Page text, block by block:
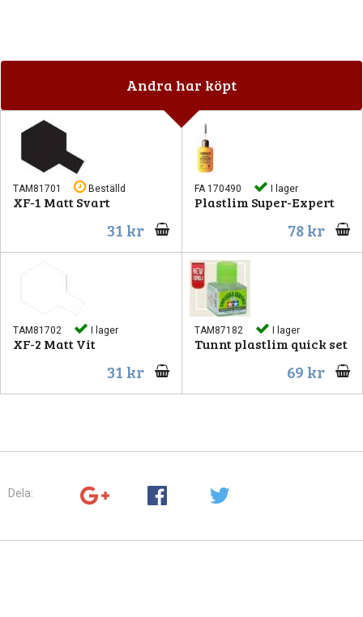
Andra har köpt
TAM81701 Beställd
XF-1 Matt Svart
31 kr
FA 170490 I lager
Plastlim Super-Expert
78 kr
TAM81702 I lager
XF-2 Matt Vit
31 kr
TAM87182 I lager
Tunnt plastlim quick set
69 kr
Dela: